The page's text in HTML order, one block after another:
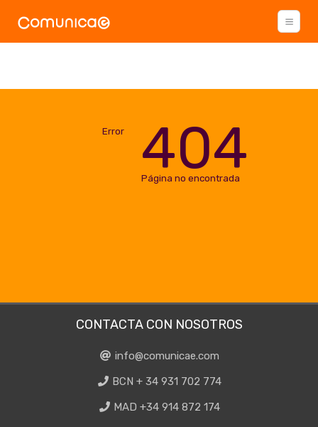
Error 404
Página no encontrada
CONTACTA CON NOSOTROS
info@comunicae.com
BCN + 34 931 702 774
MAD +34 914 872 174